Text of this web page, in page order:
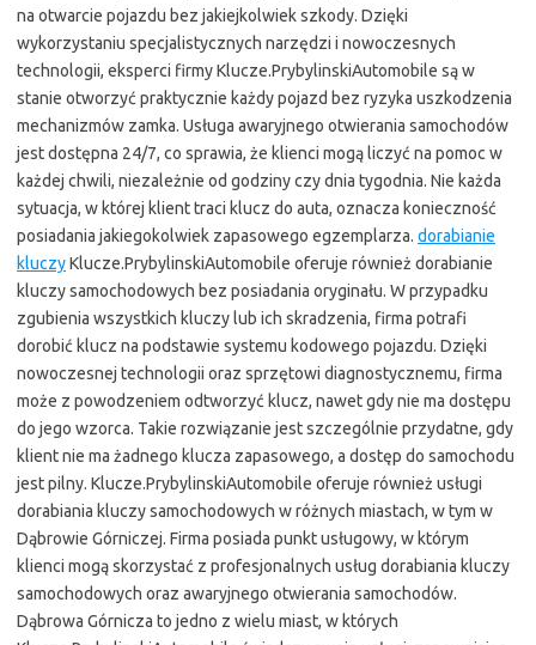
na otwarcie pojazdu bez jakiejkolwiek szkody. Dzięki
wykorzystaniu specjalistycznych narzędzi i nowoczesnych
technologii, eksperci firmy Klucze.PrybylinskiAutomobile są w
stanie otworzyć praktycznie każdy pojazd bez ryzyka uszkodzenia
mechanizmów zamka. Usługa awaryjnego otwierania samochodów
jest dostępna 24/7, co sprawia, że klienci mogą liczyć na pomoc w
każdej chwili, niezależnie od godziny czy dnia tygodnia. Nie każda
sytuacja, w której klient traci klucz do auta, oznacza konieczność
posiadania jakiegokolwiek zapasowego egzemplarza. dorabianie
kluczyKlucze.PrybylinskiAutomobile oferuje również dorabianie
kluczy samochodowych bez posiadania oryginału. W przypadku
zgubienia wszystkich kluczy lub ich skradzenia, firma potrafi
dorobić klucz na podstawie systemu kodowego pojazdu. Dzięki
nowoczesnej technologii oraz sprzętowi diagnostycznemu, firma
może z powodzeniem odtworzyć klucz, nawet gdy nie ma dostępu
do jego wzorca. Takie rozwiązanie jest szczególnie przydatne, gdy
klient nie ma żadnego klucza zapasowego, a dostęp do samochodu
jest pilny. Klucze.PrybylinskiAutomobile oferuje również usługi
dorabiania kluczy samochodowych w różnych miastach, w tym w
Dąbrowie Górniczej. Firma posiada punkt usługowy, w którym
klienci mogą skorzystać z profesjonalnych usług dorabiania kluczy
samochodowych oraz awaryjnego otwierania samochodów.
Dąbrowa Górnicza to jedno z wielu miast, w których